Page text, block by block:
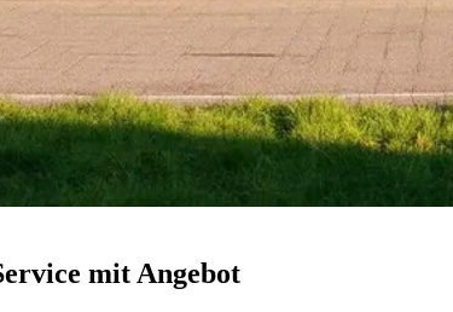
mit Angebot